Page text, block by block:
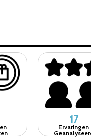
17
Ervaringen